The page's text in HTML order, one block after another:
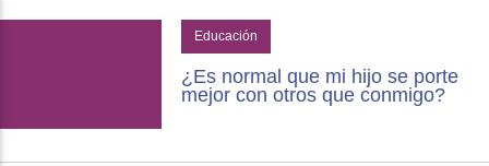
Educación
¿Es normal que mi hijo se porte
mejor con otros que conmigo?